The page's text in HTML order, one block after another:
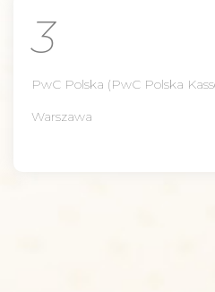
3
PwC Polska (PwC Polska
Warszawa